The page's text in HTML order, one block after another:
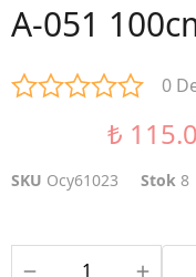
A-051
0
₺
SKU Ocy61023 Stok 8